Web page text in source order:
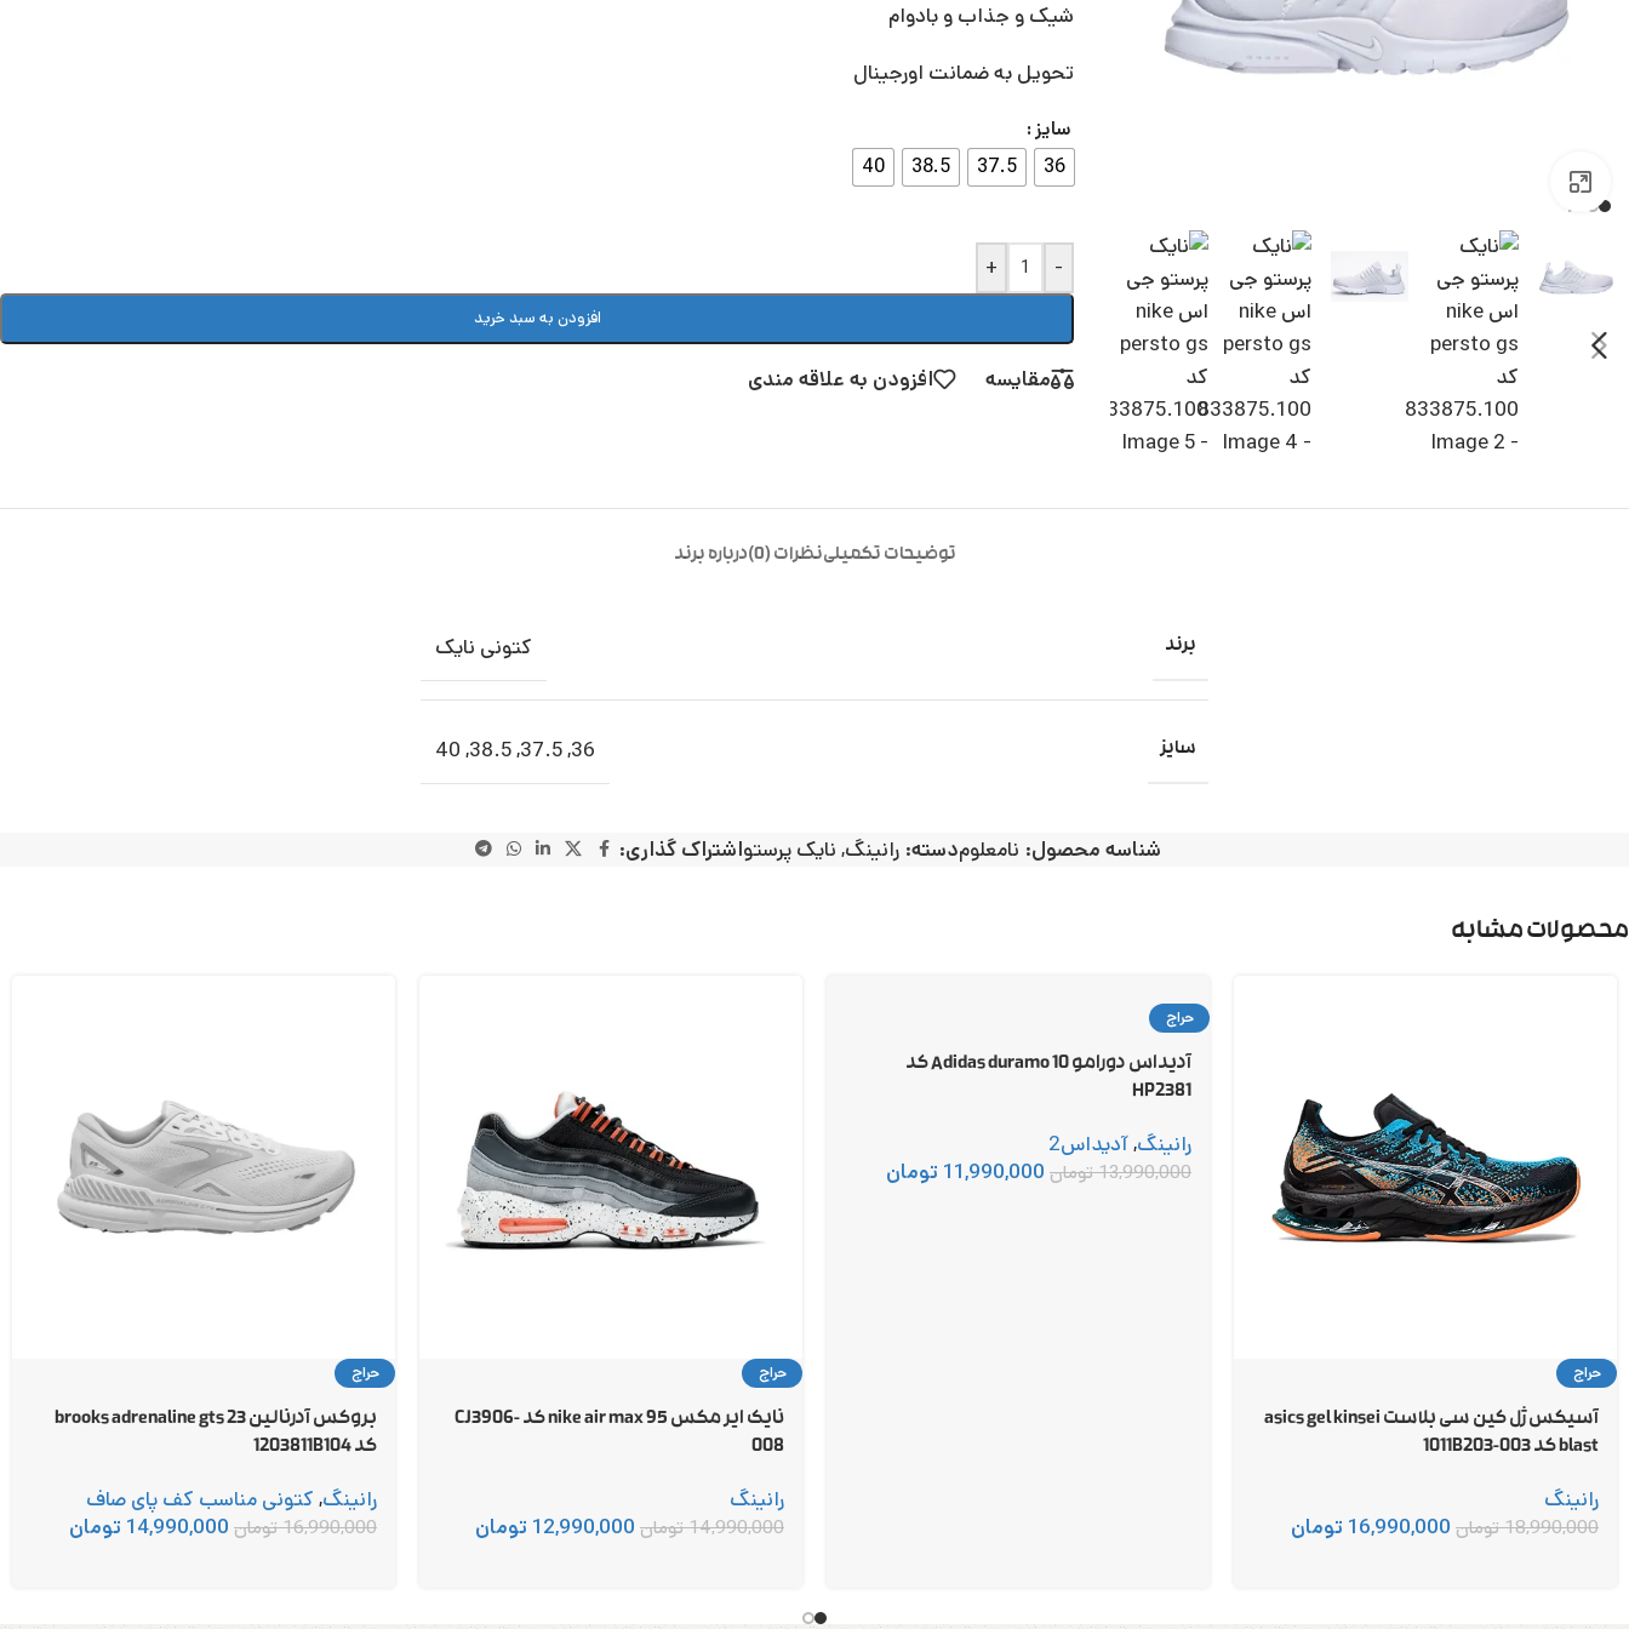
شیک و جذاب و بادوام
تحویل به ضمانت اورجینال
سایز
36
37.5
38.5
40
-
+
افزودن به سبد خرید
مقایسه افزودن به علاقه مندی
توضیحات تکمیلینظرات (0) درباره برند
برند کتونی نایک
سایز 36
,
37.5
,
38.5
,
40
شناسه محصول: نامعلومدسته: رانینگ, نایک پرستواشتراک گذاری:
محصولات مشابه
حراج
آسیکس ژل کین سی بلاست asics gel kinsei
blast کد 1011B203-003
رانینگ
18,990,000تومان 16,990,000 تومان
حراج
آدیداس دورامو 10 Adidas duramo کد
HP2381
رانینگ,آدیداس2
13,990,000تومان 11,990,000 تومان
حراج
نایک ایر مکس 95 nike air max کد CJ3906-
008
رانینگ
14,990,000تومان 12,990,000 تومان
حراج
بروکس آدرنالین 23 brooks adrenaline gts
کد 1203811B104
رانینگ, کتونی مناسب کف پای صاف
16,990,000تومان 14,990,000 تومان